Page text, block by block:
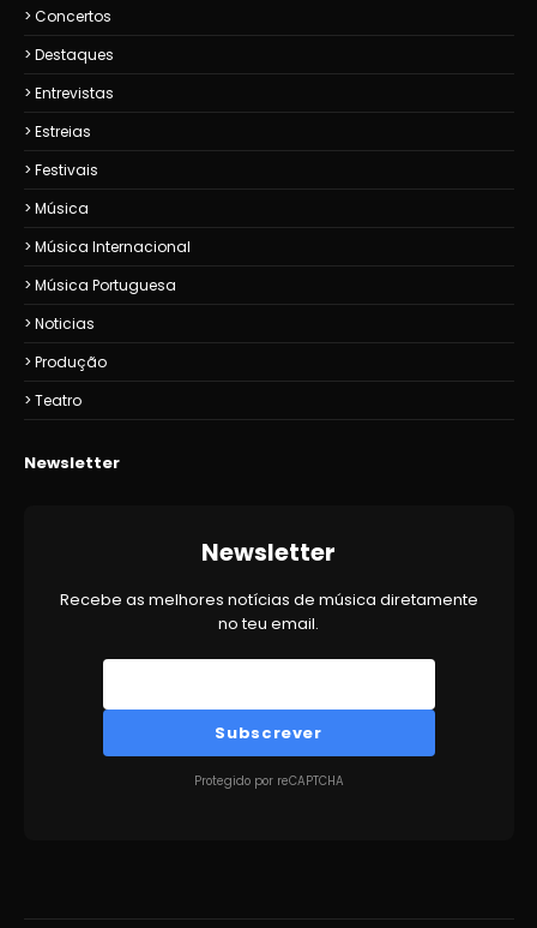
Concertos
Destaques
Entrevistas
Estreias
Festivais
Música
Música Internacional
Música Portuguesa
Noticias
Produção
Teatro
Newsletter
Newsletter
Recebe as melhores notícias de música diretamente
no teu email.
Subscrever
Protegido por reCAPTCHA